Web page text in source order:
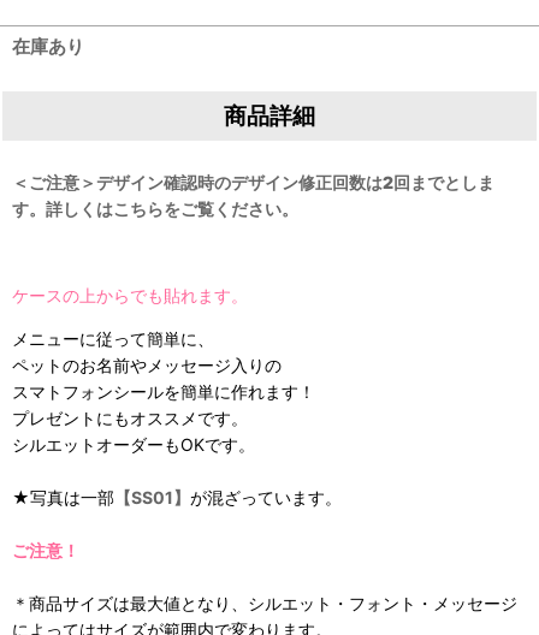
在庫あり
商品詳細
＜ご注意＞デザイン確認時のデザイン修正回数は2回までとしま
す。詳しくはこちらをご覧ください。
ケースの上からでも貼れます。
メニューに従って簡単に、
ペットのお名前やメッセージ入りの
スマトフォンシールを簡単に作れます！
プレゼントにもオススメです。
シルエットオーダーもOKです。
★写真は一部 【SS01】 が混ざっています。
ご注意！
＊商品サイズは最大値となり、シルエット・フォント・メッセージ
によってはサイズが範囲内で変わります。